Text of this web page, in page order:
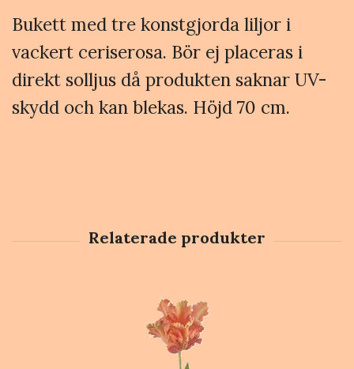
Bukett med tre konstgjorda liljor i
vackert ceriserosa. Bör ej placeras i
direkt solljus då produkten saknar UV-
skydd och kan blekas. Höjd 70 cm.